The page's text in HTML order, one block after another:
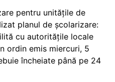
pentru unitățile de
planul de școlarizare:
cu autoritățile locale
ordin emis miercuri, 5
încheiate până pe 24